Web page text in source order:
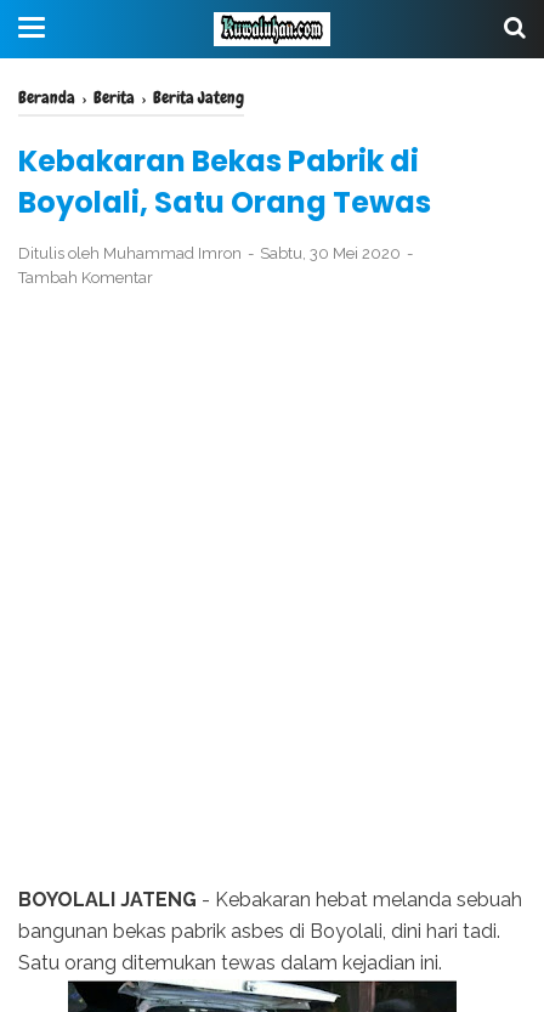
Beranda › Berita › Berita Jateng
Kebakaran Bekas Pabrik di
Boyolali, Satu Orang Tewas
Ditulis oleh Muhammad Imron
Sabtu, 30 Mei 2020
Tambah Komentar
BOYOLALI JATENG - Kebakaran hebat melanda sebuah
bangunan bekas pabrik asbes di Boyolali, dini hari tadi.
Satu orang ditemukan tewas dalam kejadian ini.